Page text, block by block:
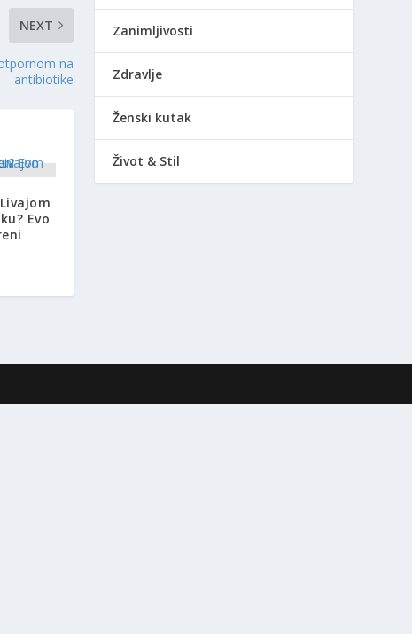
NEXT
na
antibiotike
Evo
Zanimljivosti
Zdravlje
Ženski kutak
Život & Stil